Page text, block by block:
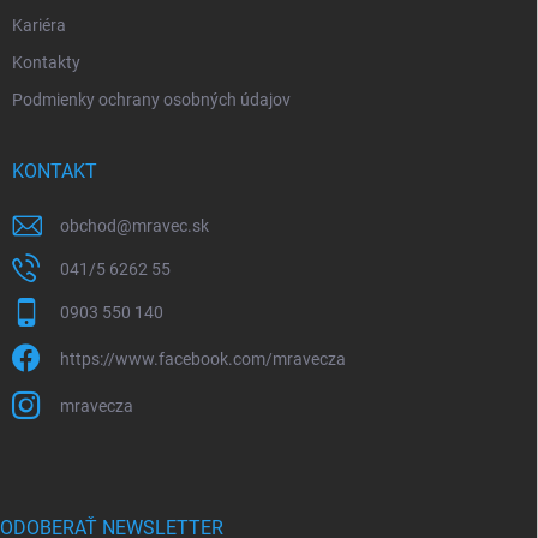
Kariéra
Kontakty
Podmienky ochrany osobných údajov
KONTAKT
obchod@mravec.sk
041/5 6262 55
0903 550 140
https://www.facebook.com/mravecza
mravecza
ODOBERAŤ NEWSLETTER